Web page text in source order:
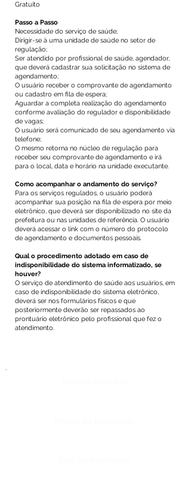
Gratuito
Passo a Passo
Necessidade do serviço de saúde;
Dirigir-se à uma unidade de saúde no setor de
regulação;
Ser atendido por profissional de saúde, agendador,
que deverá cadastrar sua solicitação no sistema de
agendamento;
O usuário receber o comprovante de agendamento
ou cadastro em fila de espera;
Aguardar a completa realização do agendamento
conforme avaliação do regulador e disponibilidade
de vagas;
O usuário será comunicado de seu agendamento via
telefone;
O mesmo retorna no núcleo de regulação para
receber seu comprovante de agendamento e irá
para o local, data e horário na unidade executante.
Como acompanhar o andamento do serviço?
Para os serviços regulados, o usuário poderá
acompanhar sua posição na fila de espera por meio
eletrônico, que deverá ser disponibilizado no site da
prefeitura ou nas unidades de referência. O usuário
deverá acessar o link com o número do protocolo
de agendamento e documentos pessoais.
Qual o procedimento adotado em caso de
indisponibilidade do sistema informatizado, se
houver?
O serviço de atendimento de saúde aos usuários, em
caso de indisponibilidade do sistema eletrônico,
deverá ser nos formulários físicos e que
posteriormente deverão ser repassados ao
prontuário eletrônico pelo profissional que fez o
atendimento.